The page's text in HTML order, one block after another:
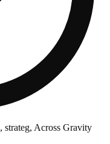
, strateg, Across Gravity